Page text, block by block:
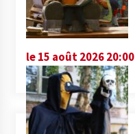
le 15 août 2026 20:00